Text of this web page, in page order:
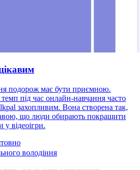
подорож має бути приємною.
під час онлайн-навчання часто
захопливим. Вона створена так,
що люди обирають покращити
у відеоігри.
володіння